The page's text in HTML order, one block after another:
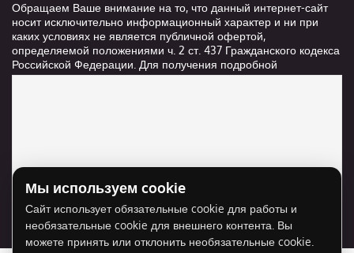
Обращаем Ваше внимание на то, что данный интернет-сайт
носит исключительно информационный характер и ни при
каких условиях не является публичной офертой,
определяемой положениями ч. 2 ст. 437 Гражданского кодекса
Российской Федерации. Для получения подробной
информации о стоимости и сроках выполнения услуг,
Для отображения карты нужно разрешить
использование cookie для внешнего контента.
Разрешить cookie
Мы используем cookie
Сайт использует обязательные cookie для работы и
необязательные cookie для внешнего контента. Вы
можете принять или отклонить необязательные cookie.